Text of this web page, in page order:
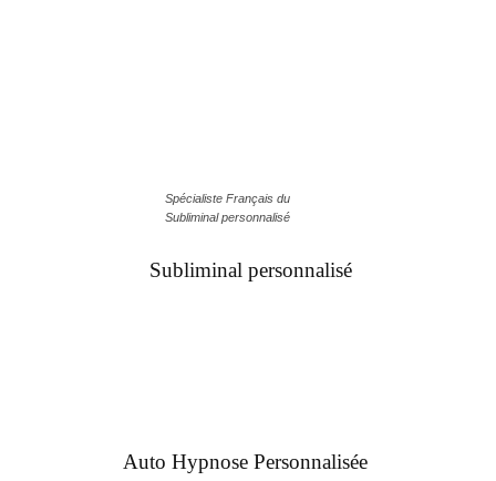
Spécialiste Français du
Subliminal personnalisé
Subliminal personnalisé
Auto Hypnose Personnalisée